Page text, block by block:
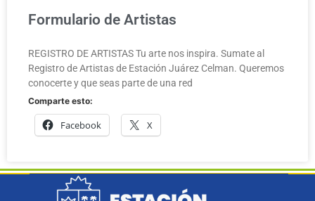
Formulario de Artistas
REGISTRO DE ARTISTAS Tu arte nos inspira. Sumate al
Registro de Artistas de Estación Juárez Celman. Queremos
conocerte y que seas parte de una red
Comparte esto:
Facebook X